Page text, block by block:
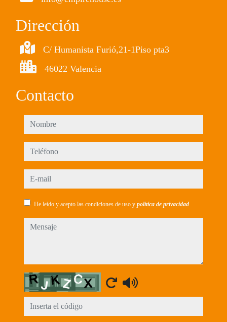
Dirección
C/ Humanista Furió,21-1Piso pta3
46022 Valencia
Contacto
nombre
teléfono
e-mail
He leído y acepto las condiciones de uso y política de privacidad
mensaje
Captcha